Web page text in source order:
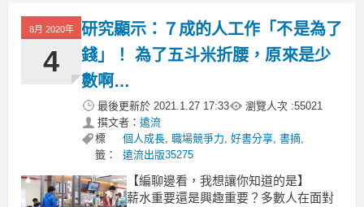
文／菅原圭
有錢人絕對不會做的事就是，不整理、
8月 2020年
4
研究顯示：７成的人工作「不是為了
錢」！ 為了五斗米折腰，原來是少
數啊…
最後更新於 2021.1.27 17:33 瀏覽人次 :55021
撰文者： 遠流
標
籤：
個人成長, 職場競爭力, 好書分享, 書摘,
遠流出版35275
【編聊邊看，我想讓你知道的是】
薪水重要還是興趣重要？多數人在面對